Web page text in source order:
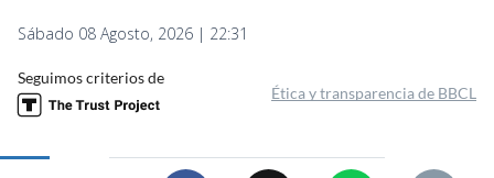
Sábado 08 Agosto, 2026 | 22:31
Seguimos criterios de
Ética y transparencia de BBCL